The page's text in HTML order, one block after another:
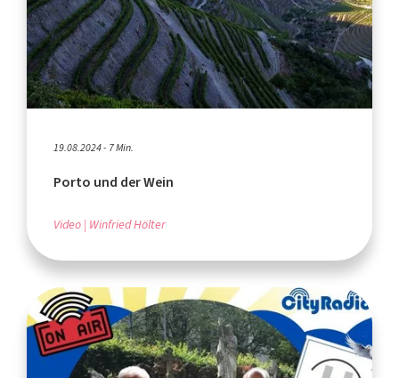
19.08.2024 - 7 Min.
Porto und der Wein
Video Winfried Hölter